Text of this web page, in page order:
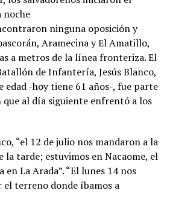
noche
ninguna oposición y
Aramecina y El Amatillo,
a metros de la línea fronteriza. El
de Infantería, Jesús Blanco,
edad -hoy tiene 61 años-, fue parte
al día siguiente enfrentó a los
“el 12 de julio nos mandaron a la
la tarde; estuvimos en Nacaome, el
en La Arada”. “El lunes 14 nos
terreno donde íbamos a